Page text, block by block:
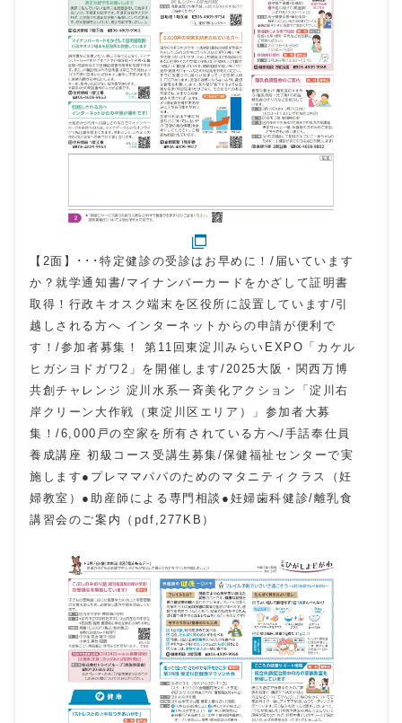
【2面】･･･特定健診の受診はお早めに！/届いています
か？就学通知書/マイナンバーカードをかざして証明書
取得！行政キオスク端末を区役所に設置しています/引
越しされる方へ インターネットからの申請が便利で
す！/参加者募集！ 第11回東淀川みらいEXPO「カケル
ヒガシヨドガワ2」を開催します/2025大阪・関西万博
共創チャレンジ 淀川水系一斉美化アクション「淀川右
岸クリーン大作戦（東淀川区エリア）」参加者大募
集！/6,000戸の空家を所有されている方へ/手話奉仕員
養成講座 初級コース受講生募集/保健福祉センターで実
施します●プレママパパのためのマタニティクラス（妊
婦教室）●助産師による専門相談●妊婦歯科健診/離乳食
講習会のご案内（pdf,277KB）